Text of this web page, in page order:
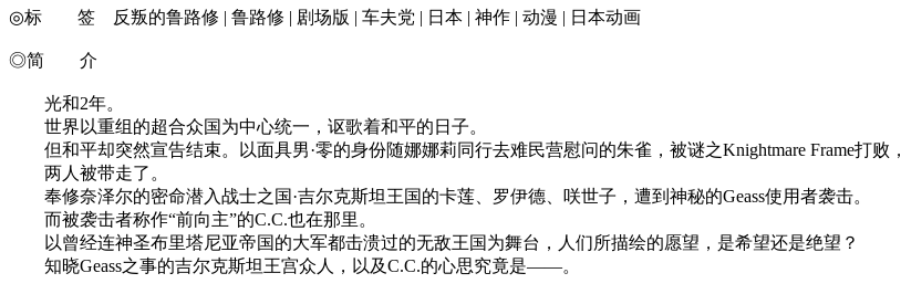
◎标 签 反叛的鲁路修 | 鲁路修 | 剧场版 | 车夫党 | 日本 | 神作 | 动漫 | 日本动画
◎简 介
光和2年。
世界以重组的超合众国为中心统一，讴歌着和平的日子。
但和平却突然宣告结束。以面具男·零的身份随娜娜莉同行去难民营慰问的朱雀，被谜之Knightmare Frame打败，
两人被带走了。
奉修奈泽尔的密命潜入战士之国·吉尔克斯坦王国的卡莲、罗伊德、咲世子，遭到神秘的Geass使用者袭击。
而被袭击者称作“前向主”的C.C.也在那里。
以曾经连神圣布里塔尼亚帝国的大军都击溃过的无敌王国为舞台，人们所描绘的愿望，是希望还是绝望？
知晓Geass之事的吉尔克斯坦王宫众人，以及C.C.的心思究竟是——。